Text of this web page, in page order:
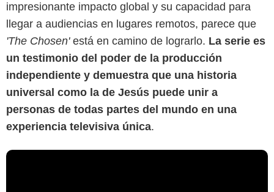
impresionante impacto global y su capacidad para
llegar a audiencias en lugares remotos, parece que
'The Chosen'está en camino de lograrlo. La serie es
un testimonio del poder de la producción
independiente y demuestra que una historia
universal como la de Jesús puede unir a
personas de todas partes del mundo en una
experiencia televisiva única.